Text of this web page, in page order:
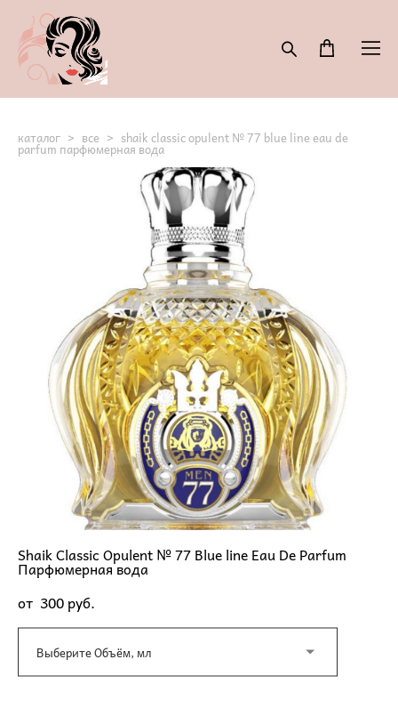
каталог > все > shaik classic opulent № 77 blue line eau de
parfum парфюмерная вода
Shaik Classic Opulent № 77 Blue line Eau De Parfum
Парфюмерная вода
от 300 pуб.
Выберите Объём, мл